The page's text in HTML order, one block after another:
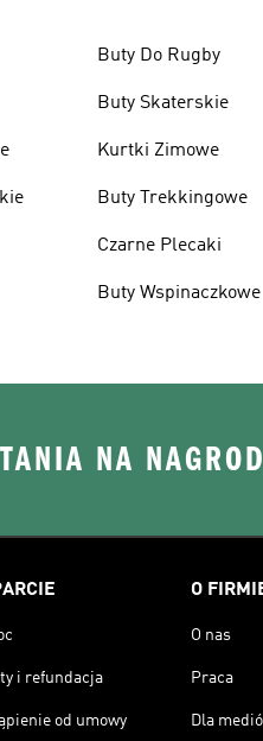
Buty Do Rugby
Buty Skaterskie
Kurtki Zimowe
Buty Trekkingowe
Czarne Plecaki
Buty Wspinaczkowe
NA
i refundacja
od umowy
O
O nas
Praca
Dla